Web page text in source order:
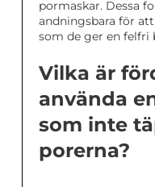
pormaskar. Dessa
andningsbara för
som de ger en felfri
Vilka är
använda
som inte
porerna?